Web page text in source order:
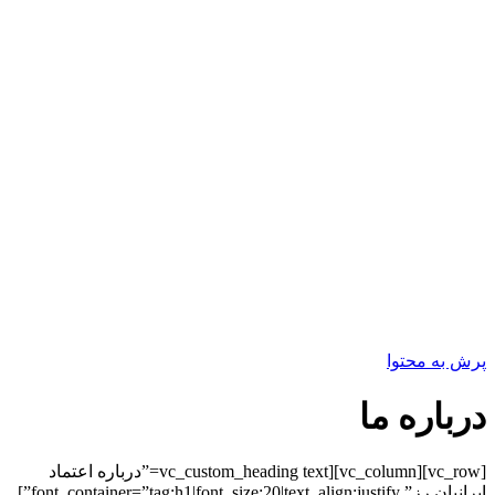
پرش به محتوا
درباره ما
[vc_row][vc_column][vc_custom_heading text=”درباره اعتماد